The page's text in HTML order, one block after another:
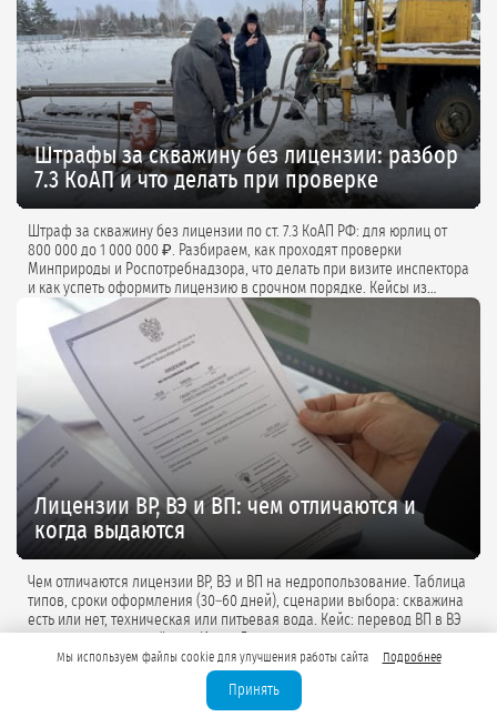
Штрафы за скважину без лицензии: разбор
7.3 КоАП и что делать при проверке
Штраф за скважину без лицензии по ст. 7.3 КоАП РФ: для юрлиц от
800 000 до 1 000 000 ₽. Разбираем, как проходят проверки
Минприроды и Роспотребнадзора, что делать при визите инспектора
и как успеть оформить лицензию в срочном порядке. Кейсы из
практики и советы экспертов.
Лицензии ВР, ВЭ и ВП: чем отличаются и
когда выдаются
Чем отличаются лицензии ВР, ВЭ и ВП на недропользование. Таблица
типов, сроки оформления (30–60 дней), сценарии выбора: скважина
есть или нет, техническая или питьевая вода. Кейс: перевод ВП в ВЭ
для коттеджного посёлка «Истра Дом».
Мы используем файлы cookie для улучшения работы сайта Подробнее
Принять